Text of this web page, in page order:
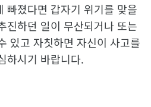
빠졌다면 갑자기 위기를 맞을
진하던 일이 무산되거나 또는
있고 자칫하면 자신이 사고를
하시기 바랍니다.